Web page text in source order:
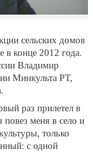
сельских домов
в конце 2012 года.
Владимир
Минкульта РТ,
раз прилетел в
повез меня в село и
только
с одной